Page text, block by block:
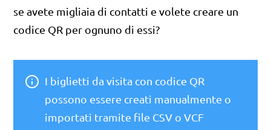
se avete migliaia di contatti e volete creare un
codice QR per ognuno di essi?
I biglietti da visita con codice QR
possono essere creati manualmente o
importati tramite file CSV o VCF